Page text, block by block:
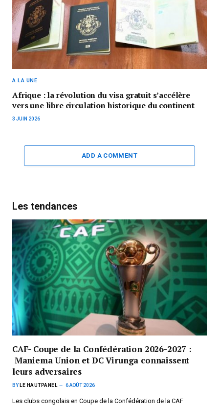
A LA UNE
Afrique : la révolution du visa gratuit s’accélère
vers une libre circulation historique du continent
3 JUIN 2026
ADD A COMMENT
Les tendances
CAF- Coupe de la Confédération 2026-2027 :
Maniema Union et DC Virunga connaissent
leurs adversaires
BY LE HAUTPANEL 6 AOÛT 2026
Les clubs congolais en Coupe de la Confédération de la CAF